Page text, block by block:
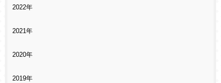
2022年
2021年
2020年
2019年